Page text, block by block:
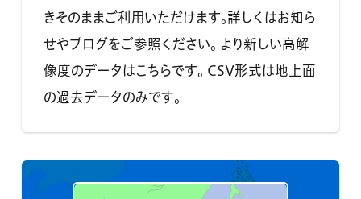
きそのままご利用いただけます。詳しくはお知ら
せやブログをご参照ください。 より新しい高解
像度のデータはこちらです。 CSV形式は地上面
の過去データのみです。